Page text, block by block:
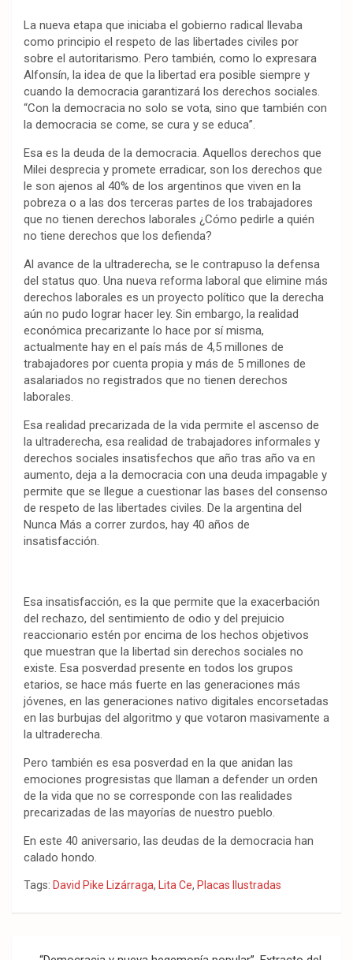
La nueva etapa que iniciaba el gobierno radical llevaba
como principio el respeto de las libertades civiles por
sobre el autoritarismo. Pero también, como lo expresara
Alfonsín, la idea de que la libertad era posible siempre y
cuando la democracia garantizará los derechos sociales.
“Con la democracia no solo se vota, sino que también con
la democracia se come, se cura y se educa”.
Esa es la deuda de la democracia. Aquellos derechos que
Milei desprecia y promete erradicar, son los derechos que
le son ajenos al 40% de los argentinos que viven en la
pobreza o a las dos terceras partes de los trabajadores
que no tienen derechos laborales ¿Cómo pedirle a quién
no tiene derechos que los defienda?
Al avance de la ultraderecha, se le contrapuso la defensa
del status quo. Una nueva reforma laboral que elimine más
derechos laborales es un proyecto político que la derecha
aún no pudo lograr hacer ley. Sin embargo, la realidad
económica precarizante lo hace por sí misma,
actualmente hay en el país más de 4,5 millones de
trabajadores por cuenta propia y más de 5 millones de
asalariados no registrados que no tienen derechos
laborales.
Esa realidad precarizada de la vida permite el ascenso de
la ultraderecha, esa realidad de trabajadores informales y
derechos sociales insatisfechos que año tras año va en
aumento, deja a la democracia con una deuda impagable y
permite que se llegue a cuestionar las bases del consenso
de respeto de las libertades civiles. De la argentina del
Nunca Más a correr zurdos, hay 40 años de
insatisfacción.
Esa insatisfacción, es la que permite que la exacerbación
del rechazo, del sentimiento de odio y del prejuicio
reaccionario estén por encima de los hechos objetivos
que muestran que la libertad sin derechos sociales no
existe. Esa posverdad presente en todos los grupos
etarios, se hace más fuerte en las generaciones más
jóvenes, en las generaciones nativo digitales encorsetadas
en las burbujas del algoritmo y que votaron masivamente a
la ultraderecha.
Pero también es esa posverdad en la que anidan las
emociones progresistas que llaman a defender un orden
de la vida que no se corresponde con las realidades
precarizadas de las mayorías de nuestro pueblo.
En este 40 aniversario, las deudas de la democracia han
calado hondo.
Tags: David Pike Lizárraga, Lita Ce, Placas Ilustradas